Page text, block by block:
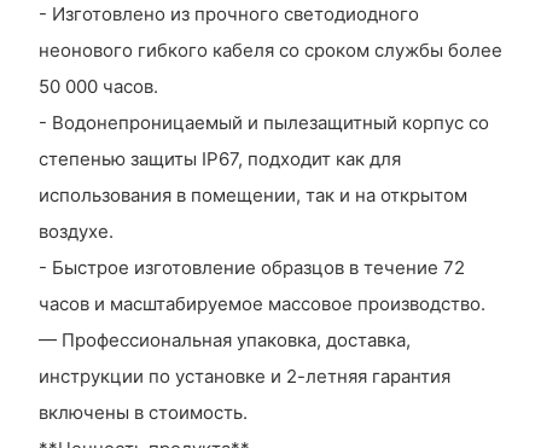
- Изготовлено из прочного светодиодного
неонового гибкого кабеля со сроком службы более
50 000 часов.
- Водонепроницаемый и пылезащитный корпус со
степенью защиты IP67, подходит как для
использования в помещении, так и на открытом
воздухе.
- Быстрое изготовление образцов в течение 72
часов и масштабируемое массовое производство.
— Профессиональная упаковка, доставка,
инструкции по установке и 2-летняя гарантия
включены в стоимость.